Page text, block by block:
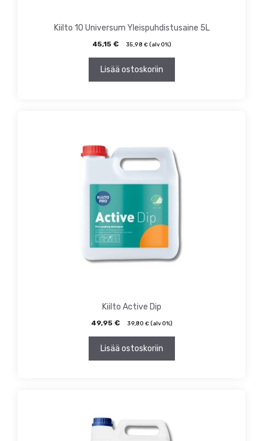
Kiilto 10 Universum Yleispuhdistusaine 5L
45,15 € 35,98 €(alv 0%)
Lisää ostoskoriin
Kiilto Active Dip
49,95 € 39,80 €(alv 0%)
Lisää ostoskoriin